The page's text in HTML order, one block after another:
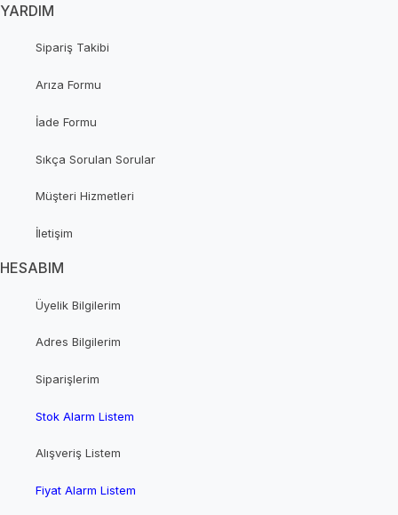
YARDIM
Sipariş Takibi
Arıza Formu
İade Formu
Sıkça Sorulan Sorular
Müşteri Hizmetleri
İletişim
HESABIM
Üyelik Bilgilerim
Adres Bilgilerim
Siparişlerim
Stok Alarm Listem
Alışveriş Listem
Fiyat Alarm Listem